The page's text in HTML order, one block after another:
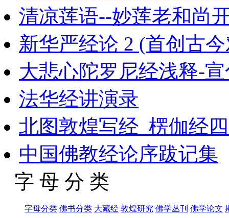
清凉莲语--妙莲老和尚
新华严经论 2 (首创古
大悲心陀罗尼经浅释-
法华经讲演录
北图敦煌写经_楞伽经
中国佛教经论序跋记集
字 母 分 类
字母分类 佛书分类 大藏经 敦煌研究 佛学丛刊 佛学论文